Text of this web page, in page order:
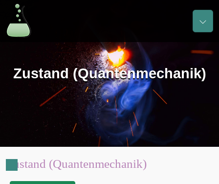
Zustand (Quantenmechanik)
Zustand (Quantenmechanik)